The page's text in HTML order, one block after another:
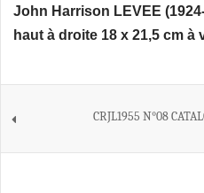
John Harrison LEVEE
haut à droite 18 x 21,5 cm à
CRJL1955 N°08